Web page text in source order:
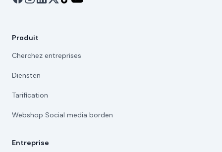
Produit
Cherchez entreprises
Diensten
Tarification
Webshop Social media borden
Entreprise